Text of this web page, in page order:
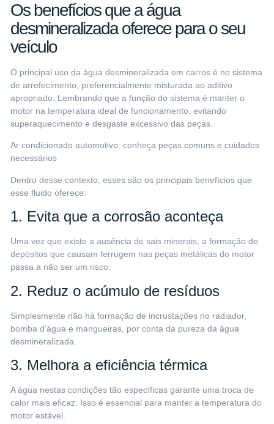
Os benefícios que a água
desmineralizada oferece para o seu
veículo
O principal uso da água desmineralizada em carros é no sistema
de arrefecimento, preferencialmente misturada ao aditivo
apropriado. Lembrando que a função do sistema é manter o
motor na temperatura ideal de funcionamento, evitando
superaquecimento e desgaste excessivo das peças.
Ar condicionado automotivo: conheça peças comuns e cuidados
necessários
Dentro desse contexto, esses são os principais benefícios que
esse fluido oferece:
1. Evita que a corrosão aconteça
Uma vez que existe a ausência de sais minerais, a formação de
depósitos que causam ferrugem nas peças metálicas do motor
passa a não ser um risco.
2. Reduz o acúmulo de resíduos
Simplesmente não há formação de incrustações no radiador,
bomba d’água e mangueiras, por conta da pureza da água
desmineralizada.
3. Melhora a eficiência térmica
A água nestas condições tão específicas garante uma troca de
calor mais eficaz. Isso é essencial para manter a temperatura do
motor estável.